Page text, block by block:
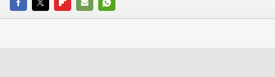
FACEBOOK
TWITTERFLIPBOARD
E-
WHATSAPP